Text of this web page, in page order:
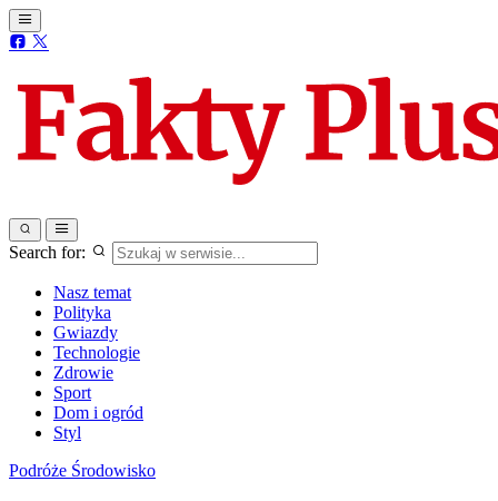
Search for:
Nasz temat
Polityka
Gwiazdy
Technologie
Zdrowie
Sport
Dom i ogród
Styl
Podróże Środowisko